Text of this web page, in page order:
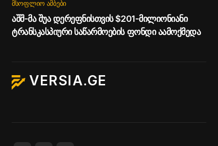
ᲛᲡᲝᲤᲚᲘᲝ ᲐᲛᲑᲔᲑᲘ
აშშ-მა შუა დერეფნისთვის $201-მილიონიანი
ტრანსკასპიური საწარმოების ფონდი აამოქმედა
VERSIA.GE